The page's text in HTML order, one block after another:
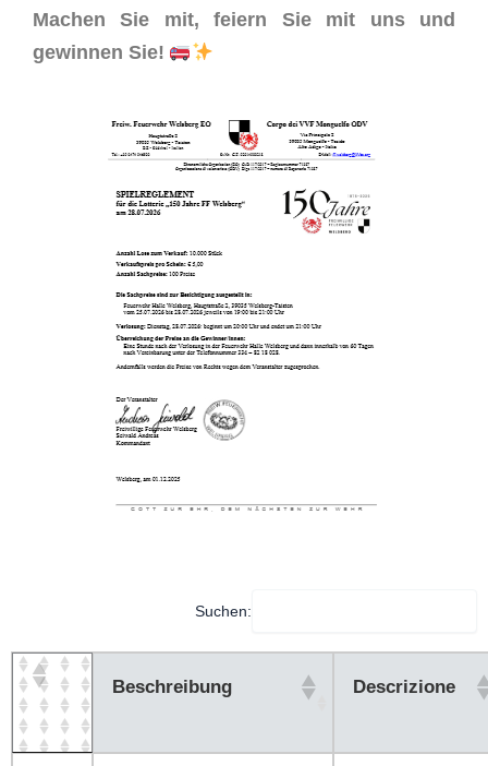
Machen Sie mit, feiern Sie mit uns und
gewinnen Sie!
Suchen:
Beschreibung Descrizione